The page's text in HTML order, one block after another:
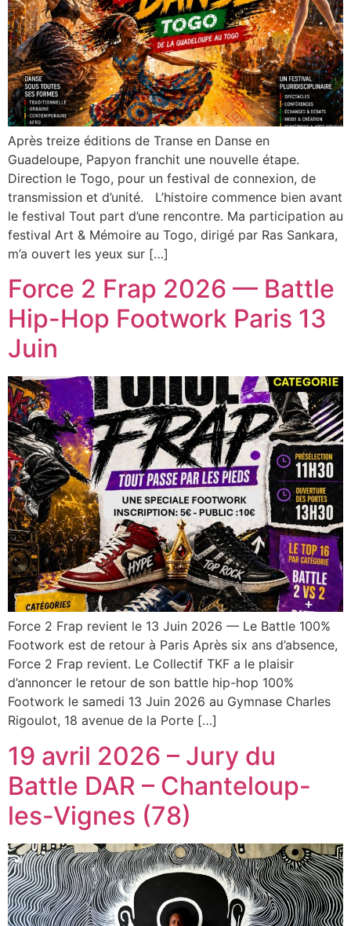
Après treize éditions de Transe en Danse en
Guadeloupe, Papyon franchit une nouvelle étape.
Direction le Togo, pour un festival de connexion, de
transmission et d’unité. L’histoire commence bien avant
le festival Tout part d’une rencontre. Ma participation au
festival Art & Mémoire au Togo, dirigé par Ras Sankara,
m’a ouvert les yeux sur […]
Force 2 Frap 2026 — Battle
Hip-Hop Footwork Paris 13
Juin
Force 2 Frap revient le 13 Juin 2026 — Le Battle 100%
Footwork est de retour à Paris Après six ans d’absence,
Force 2 Frap revient. Le Collectif TKF a le plaisir
d’annoncer le retour de son battle hip-hop 100%
Footwork le samedi 13 Juin 2026 au Gymnase Charles
Rigoulot, 18 avenue de la Porte […]
19 avril 2026 – Jury du
Battle DAR – Chanteloup-
les-Vignes (78)